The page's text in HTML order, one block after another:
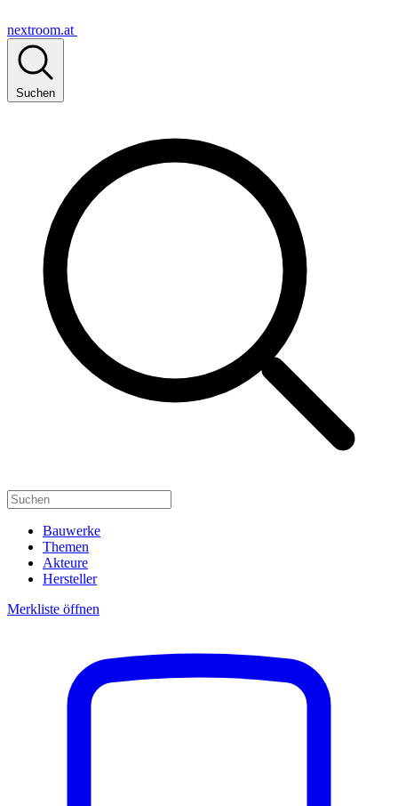
nextroom.at
Suchen
Bauwerke
Themen
Akteure
Hersteller
Merkliste öffnen